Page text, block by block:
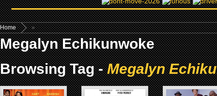
Home »
Megalyn Echikunwoke
Browsing Tag -Megalyn